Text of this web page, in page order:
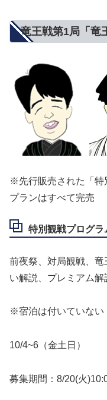
竜王戦第1局「竜
※先行販売された「特
プランはすべて完売
特別観戦プログラ
前夜祭、対局観戦、
い解説、プレミアム
※宿泊は付いていない
10/4~6（金土日）
募集期間：8/20(火